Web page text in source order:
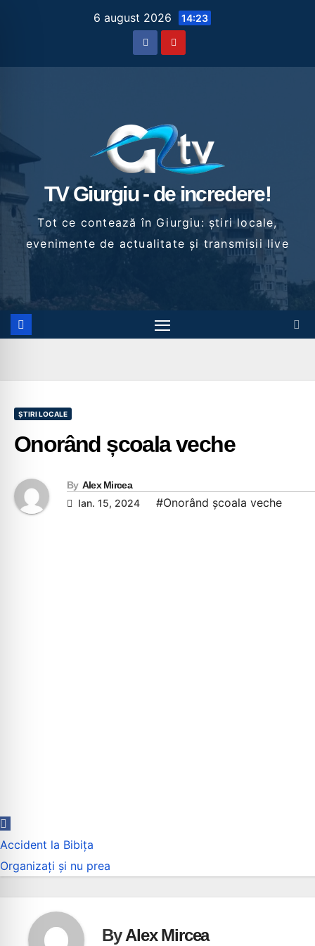
6 august 2026 14:23
TV Giurgiu - de incredere!
Tot ce contează în Giurgiu: știri locale,
evenimente de actualitate și transmisii live
ȘTIRI LOCALE
Onorând școala veche
By Alex Mircea
Ian. 15, 2024 #Onorând școala veche
Navigare
în
Accident la Bibița
Organizați și nu prea
ByAlex Mircea